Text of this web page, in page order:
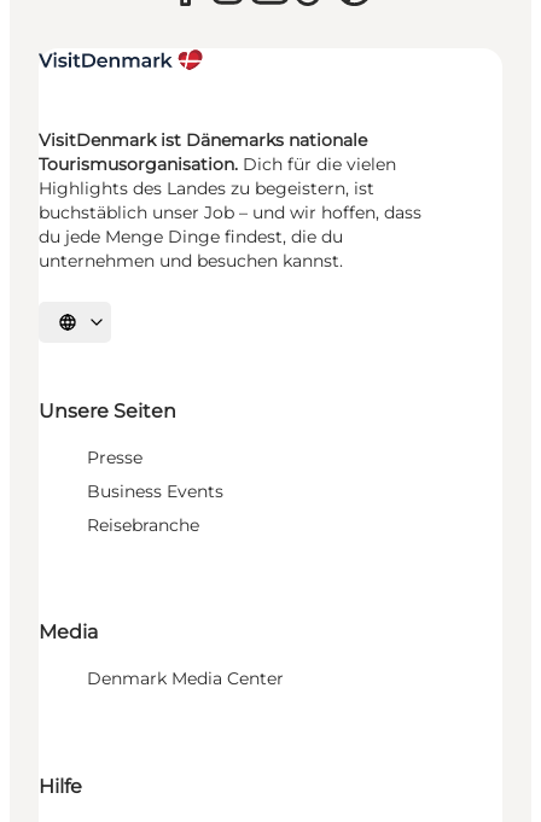
VisitDenmark ist Dänemarks nationale
Tourismusorganisation. Dich für die vielen
Highlights des Landes zu begeistern, ist
buchstäblich unser Job – und wir hoffen, dass
du jede Menge Dinge findest, die du
unternehmen und besuchen kannst.
Sprache auswählen
Unsere Seiten
Presse
Business Events
Reisebranche
Media
Denmark Media Center
Hilfe